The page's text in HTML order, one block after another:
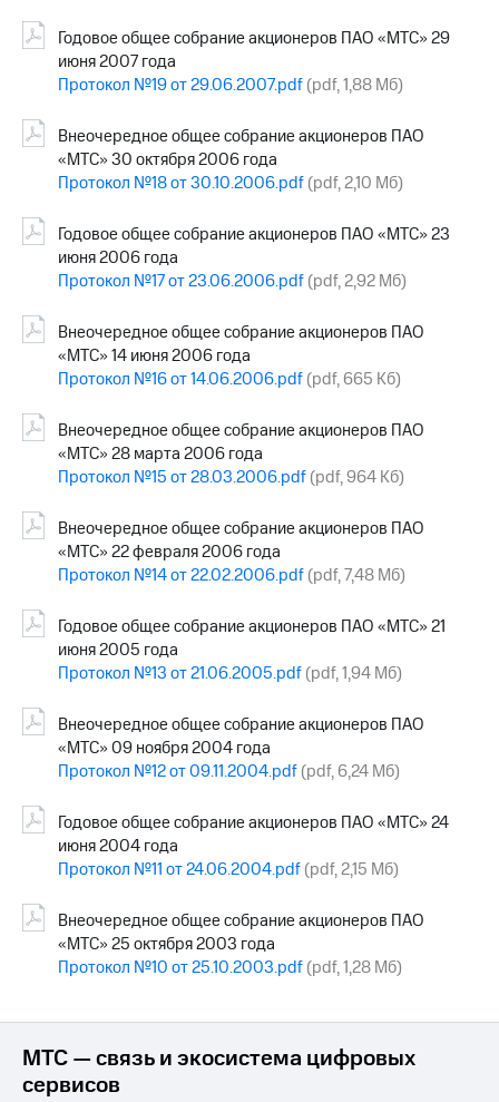
Годовое общее собрание акционеров ПАО «МТС» 29
июня 2007 года
Протокол №19 от 29.06.2007.pdf(pdf, 1,88 Мб)
Внеочередное общее собрание акционеров ПАО
«МТС» 30 октября 2006 года
Протокол №18 от 30.10.2006.pdf(pdf, 2,10 Мб)
Годовое общее собрание акционеров ПАО «МТС» 23
июня 2006 года
Протокол №17 от 23.06.2006.pdf(pdf, 2,92 Мб)
Внеочередное общее собрание акционеров ПАО
«МТС» 14 июня 2006 года
Протокол №16 от 14.06.2006.pdf(pdf, 665 Кб)
Внеочередное общее собрание акционеров ПАО
«МТС» 28 марта 2006 года
Протокол №15 от 28.03.2006.pdf(pdf, 964 Кб)
Внеочередное общее собрание акционеров ПАО
«МТС» 22 февраля 2006 года
Протокол №14 от 22.02.2006.pdf(pdf, 7,48 Мб)
Годовое общее собрание акционеров ПАО «МТС» 21
июня 2005 года
Протокол №13 от 21.06.2005.pdf(pdf, 1,94 Мб)
Внеочередное общее собрание акционеров ПАО
«МТС» 09 ноября 2004 года
Протокол №12 от 09.11.2004.pdf(pdf, 6,24 Мб)
Годовое общее собрание акционеров ПАО «МТС» 24
июня 2004 года
Протокол №11 от 24.06.2004.pdf(pdf, 2,15 Мб)
Внеочередное общее собрание акционеров ПАО
«МТС» 25 октября 2003 года
Протокол №10 от 25.10.2003.pdf(pdf, 1,28 Мб)
МТС — связь и экосистема цифровых
сервисов